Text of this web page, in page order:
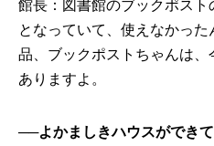
館長：図書館のブックポス
となっていて、使えなかっ
品、ブックポストちゃんは
ありますよ。
──よかましきハウスができ